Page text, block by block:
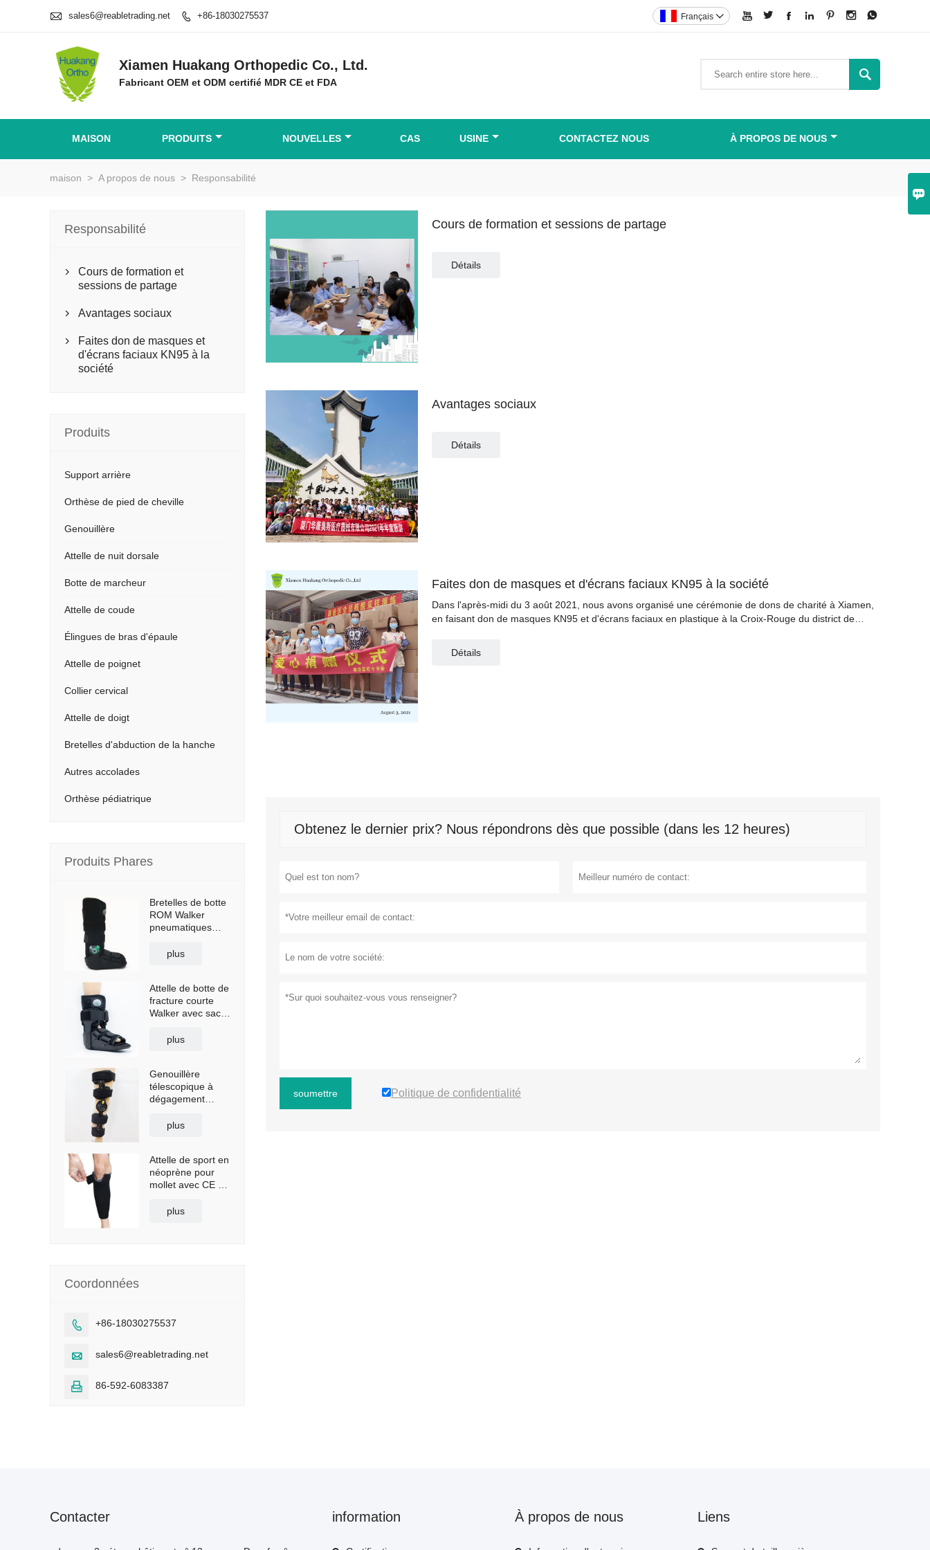

 sales6@reabletrading.net  +86-18030275537       
Français 
Xiamen Huakang Orthopedic Co., Ltd.
Fabricant OEM et ODM certifié MDR CE et FDA

MAISON PRODUITS NOUVELLES CAS USINE CONTACTEZ NOUS À PROPOS DE NOUS
maison > A propos de nous > Responsabilité
Cours de formation et sessions de partage
Détails
Avantages sociaux
Détails
Faites don de masques et d'écrans faciaux KN95 à la société
Dans l'après-midi du 3 août 2021, nous avons organisé une cérémonie de dons de charité à Xiamen,
en faisant don de masques KN95 et d'écrans faciaux en plastique à la Croix-Rouge du district de
Détails
Obtenez le dernier prix? Nous répondrons dès que possible (dans les 12 heures)
soumettre Politique de confidentialité
Responsabilité

Cours de formation et
sessions de partage
 Avantages sociaux

Faites don de masques et
d'écrans faciaux KN95 à la
société
Produits
Support arrière
Orthèse de pied de cheville
Genouillère
Attelle de nuit dorsale
Botte de marcheur
Attelle de coude
Élingues de bras d'épaule
Attelle de poignet
Collier cervical
Attelle de doigt
Bretelles d'abduction de la hanche
Autres accolades
Orthèse pédiatrique
Produits Phares
Bretelles de botte
ROM Walker
pneumatiques
semelle
plus
Attelle de botte de
fracture courte
Walker avec sac
plus
Genouillère
télescopique à
dégagement
bretelles
plus
Attelle de sport en
néoprène pour
mollet avec CE et
plus
Coordonnées
 +86-18030275537
 sales6@reabletrading.net
 86-592-6083387
Contacter information À propos de nous Liens